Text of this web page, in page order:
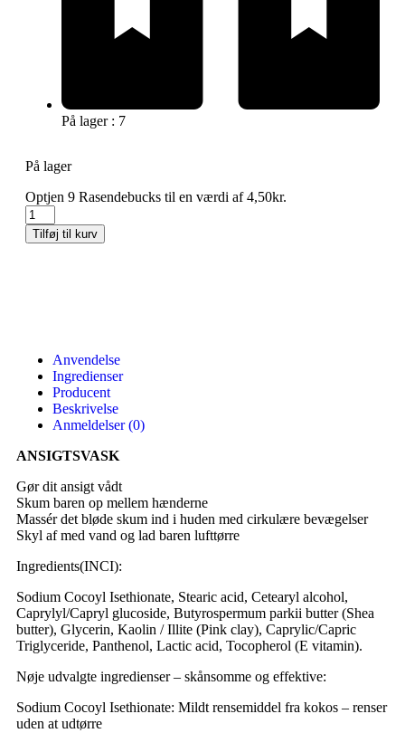
På lager : 7
På lager
Optjen 9 Rasendebucks til en værdi af4,50kr.
Tilføj til kurv
Anvendelse
Ingredienser
Producent
Beskrivelse
Anmeldelser (0)
ANSIGTSVASK
Gør dit ansigt vådt
Skum baren op mellem hænderne
Massér det bløde skum ind i huden med cirkulære bevægelser
Skyl af med vand og lad baren lufttørre
Ingredients(INCI):
Sodium Cocoyl Isethionate, Stearic acid, Cetearyl alcohol,
Caprylyl/Capryl glucoside, Butyrospermum parkii butter (Shea
butter), Glycerin, Kaolin / Illite (Pink clay), Caprylic/Capric
Triglyceride, Panthenol, Lactic acid, Tocopherol (E vitamin).
Nøje udvalgte ingredienser – skånsomme og effektive:
Sodium Cocoyl Isethionate: Mildt rensemiddel fra kokos – renser
uden at udtørre